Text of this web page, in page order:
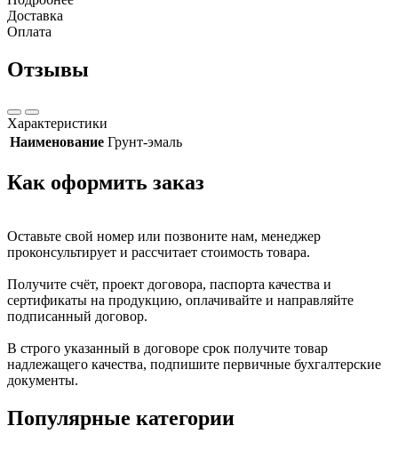
Доставка
Оплата
Отзывы
Характеристики
Наименование Грунт-эмаль
Как оформить заказ
Оставьте свой номер или позвоните нам, менеджер
проконсультирует и рассчитает стоимость товара.
Получите счёт, проект договора, паспорта качества и
сертификаты на продукцию, оплачивайте и направляйте
подписанный договор.
В строго указанный в договоре срок получите товар
надлежащего качества, подпишите первичные бухгалтерские
документы.
Популярные категории